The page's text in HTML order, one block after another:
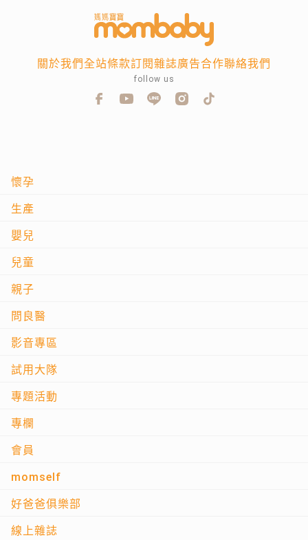
懷孕
生產
嬰兒
兒童
親子
問良醫
影音專區
試用大隊
專題活動
專欄
會員
momself
好爸爸俱樂部
線上雜誌
關於我們全站條款訂閱雜誌廣告合作聯絡我們
follow us